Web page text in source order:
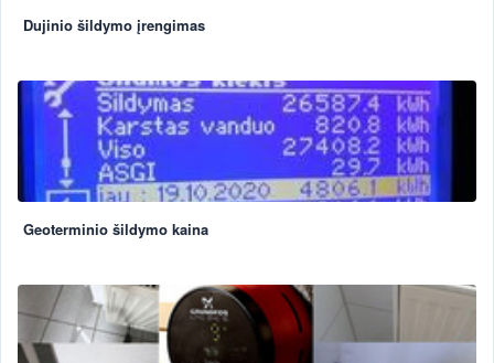
Dujinio šildymo įrengimas
Geoterminio šildymo kaina